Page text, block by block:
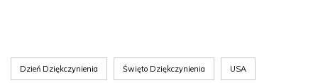
Dzień Dziękczynienia Święto Dziękczynienia USA